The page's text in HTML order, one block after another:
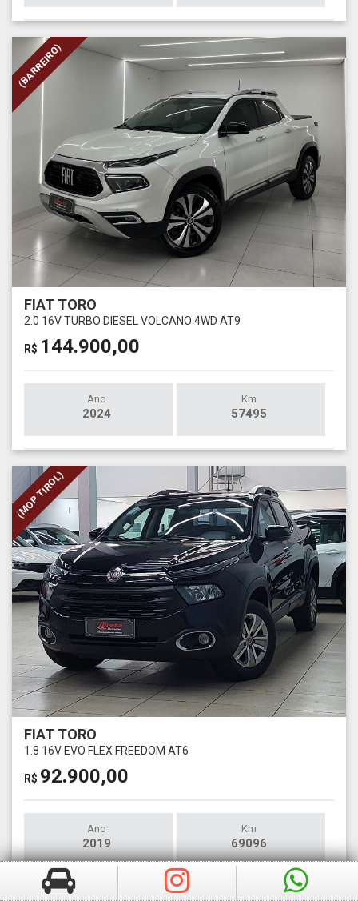
(BARREIRO)
FIAT TORO
2.0 16V TURBO DIESEL VOLCANO 4WD AT9
R$ 144.900,00
Ano
2024
Km
57495
(MOP TIROL)
FIAT TORO
1.8 16V EVO FLEX FREEDOM AT6
R$ 92.900,00
Ano
2019
Km
69096